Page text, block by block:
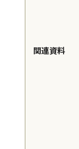
関連資料